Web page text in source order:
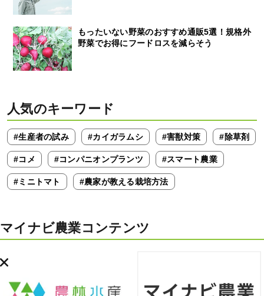
もったいない野菜のおすすめ通販5選！規格外
野菜でお得にフードロスを減らそう
人気のキーワード
#生産者の試み #カイガラムシ #害獣対策 #除草剤
#コメ #コンパニオンプランツ #スマート農業
#ミニトマト #農家が教える栽培方法
マイナビ農業コンテンツ